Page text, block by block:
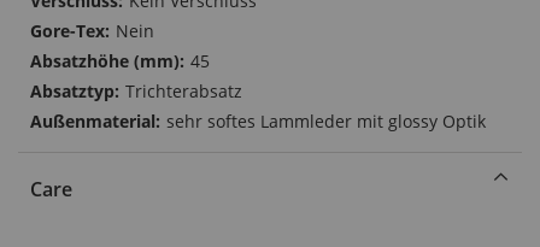
Nein
45
Trichterabsatz
sehr softes Lammleder mit glossy Optik
Care